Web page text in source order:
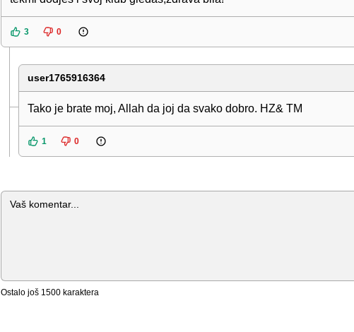
3 0
user1765916364
Tako je brate moj, Allah da joj da svako dobro. HZ& TM
1 0
Komentar
Ostalo još 1500 karaktera